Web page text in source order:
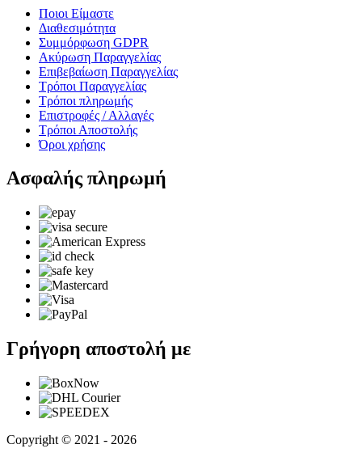
Ποιοι Είμαστε
Διαθεσιμότητα
Συμμόρφωση GDPR
Ακύρωση Παραγγελίας
Επιβεβαίωση Παραγγελίας
Τρόποι Παραγγελίας
Τρόποι πληρωμής
Επιστροφές / Αλλαγές
Τρόποι Αποστολής
Όροι χρήσης
Ασφαλής πληρωμή
Γρήγορη αποστολή με
Copyright © 2021 - 2026